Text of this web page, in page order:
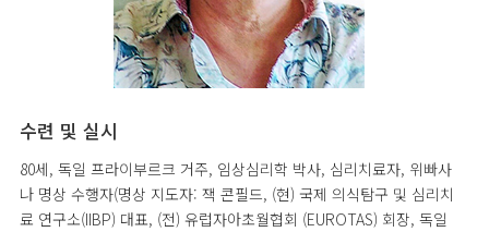
수련 및 실시
80세, 독일 프라이부르크 거주, 임상심리학 박사, 심리치료자, 위빠사
나 명상 수행자(명상 지도자: 잭 콘필드, (현) 국제 의식탐구 및 심리치
료 연구소(IIBP) 대표, (전) 유럽자아초월협회 (EUROTAS) 회장, 독일